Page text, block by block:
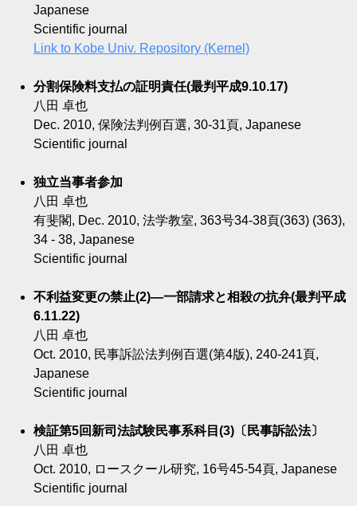
Japanese
Scientific journal
Link to Kobe Univ. Repository (Kernel)
分割保険料支払の証明責任(最判平成9.10.17)
八田 卓也
Dec. 2010, 保険法判例百選, 30-31頁, Japanese
Scientific journal
独立当事者参加
八田 卓也
有斐閣, Dec. 2010, 法学教室, 363号34-38頁(363) (363),
34 - 38, Japanese
Scientific journal
不利益変更の禁止(2)―一部請求と相殺の抗弁(最判平成
6.11.22)
八田 卓也
Oct. 2010, 民事訴訟法判例百選(第4版), 240-241頁,
Japanese
Scientific journal
検証第5回新司法試験民事系科目(3)〔民事訴訟法〕
八田 卓也
Oct. 2010, ロースクール研究, 16号45-54頁, Japanese
Scientific journal